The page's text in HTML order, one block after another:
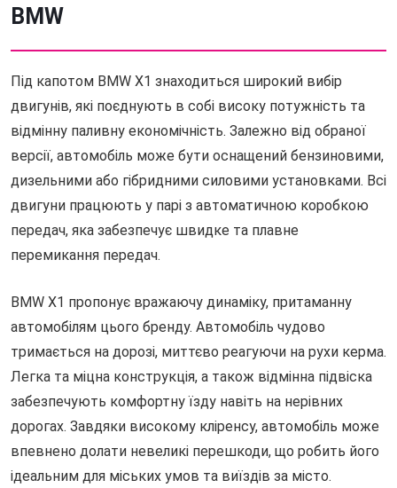
BMW
Під капотом BMW X1 знаходиться широкий вибір
двигунів, які поєднують в собі високу потужність та
відмінну паливну економічність. Залежно від обраної
версії, автомобіль може бути оснащений бензиновими,
дизельними або гібридними силовими установками. Всі
двигуни працюють у парі з автоматичною коробкою
передач, яка забезпечує швидке та плавне
перемикання передач.
BMW X1 пропонує вражаючу динаміку, притаманну
автомобілям цього бренду. Автомобіль чудово
тримається на дорозі, миттєво реагуючи на рухи керма.
Легка та міцна конструкція, а також відмінна підвіска
забезпечують комфортну їзду навіть на нерівних
дорогах. Завдяки високому кліренсу, автомобіль може
впевнено долати невеликі перешкоди, що робить його
ідеальним для міських умов та виїздів за місто.